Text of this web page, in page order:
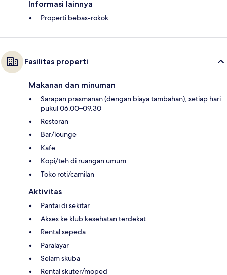
Informasi lainnya
Properti bebas-rokok
Fasilitas properti
Makanan dan minuman
Sarapan prasmanan (dengan biaya tambahan), setiap hari
pukul 06.00–09.30
Restoran
Bar/lounge
Kafe
Kopi/teh di ruangan umum
Toko roti/camilan
Aktivitas
Pantai di sekitar
Akses ke klub kesehatan terdekat
Rental sepeda
Paralayar
Selam skuba
Rental skuter/moped